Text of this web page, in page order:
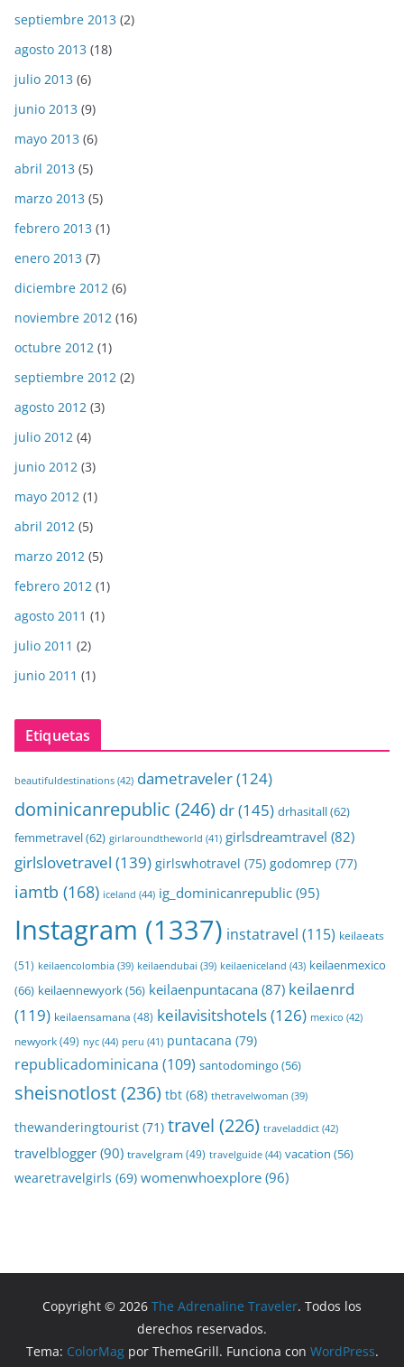
septiembre 2013 (2)
agosto 2013 (18)
julio 2013 (6)
junio 2013 (9)
mayo 2013 (6)
abril 2013 (5)
marzo 2013 (5)
febrero 2013 (1)
enero 2013 (7)
diciembre 2012 (6)
noviembre 2012 (16)
octubre 2012 (1)
septiembre 2012 (2)
agosto 2012 (3)
julio 2012 (4)
junio 2012 (3)
mayo 2012 (1)
abril 2012 (5)
marzo 2012 (5)
febrero 2012 (1)
agosto 2011 (1)
julio 2011 (2)
junio 2011 (1)
Etiquetas
beautifuldestinations (42) dametraveler(124)
dominicanrepublic (246) dr(145) drhasitall(62)
femmetravel(62) girlaroundtheworld (41) girlsdreamtravel (82)
girlslovetravel (139) girlswhotravel (75) godomrep (77)
iamtb (168) iceland (44) ig_dominicanrepublic (95)
Instagram (1337) instatravel (115) keilaeats
(51) keilaencolombia (39) keilaendubai (39) keilaeniceland (43) keilaenmexico
(66) keilaennewyork(56) keilaenpuntacana (87) keilaenrd
(119) keilaensamana (48) keilavisitshotels(126) mexico (42)
newyork(49) nyc (44) peru (41) puntacana (79)
republicadominicana (109) santodomingo (56)
sheisnotlost(236) tbt (68) thetravelwoman (39)
thewanderingtourist (71) travel (226) traveladdict (42)
travelblogger (90) travelgram(49) travelguide (44) vacation (56)
wearetravelgirls (69) womenwhoexplore(96)
Copyright © 2026 The Adrenaline Traveler. Todos los
derechos reservados.
Tema: ColorMagpor ThemeGrill. Funciona con WordPress.